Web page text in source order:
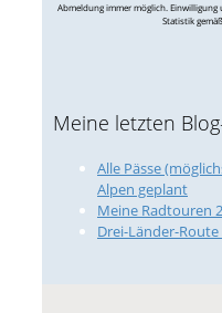
Abmeldung immer möglich.
Statistik
Meine letzten
Alle Pässe
Alpen geplant
Meine Radtouren
Drei-Länder-